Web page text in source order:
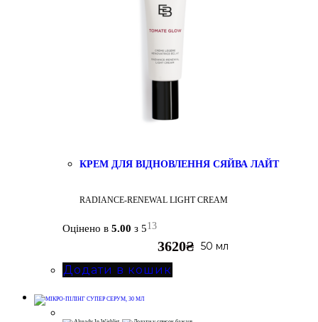
КРЕМ ДЛЯ ВІДНОВЛЕННЯ СЯЙВА ЛАЙТ
RADIANCE-RENEWAL LIGHT CREAM
Оцінено в 5.00 з 513
50 мл
3620₴
Додати в кошик